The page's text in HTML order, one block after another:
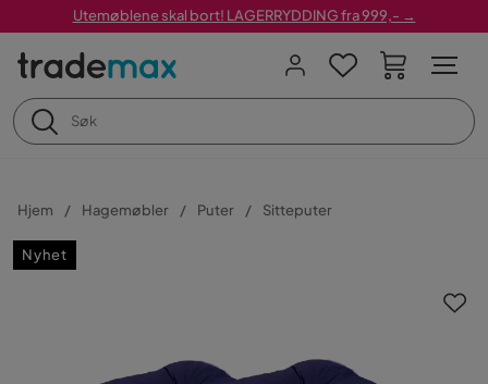
Utemøblene skal bort! LAGERRYDDING fra 999,- →
Hjem Hagemøbler Puter Sitteputer
Nyhet